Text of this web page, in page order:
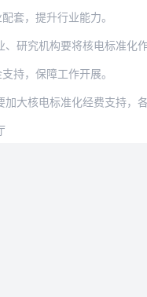
套，提升行业能力。
持，保障工作开展。